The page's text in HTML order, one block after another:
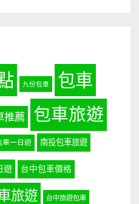
九份包車 包車
推薦 包車旅遊
車一日遊 南投包車旅遊
遊 台中包車價格
旅遊 台中旅遊包車